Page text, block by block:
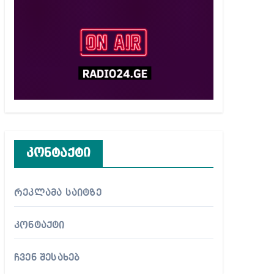
კონტაქტი
რეკლამა საიტზე
კონტაქტი
ჩვენ შესახებ